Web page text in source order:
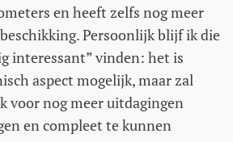
en heeft zelfs nog meer
Persoonlijk blijf ik die
interessant” vinden: het is
aspect mogelijk, maar zal
voor nog meer uitdagingen
en compleet te kunnen